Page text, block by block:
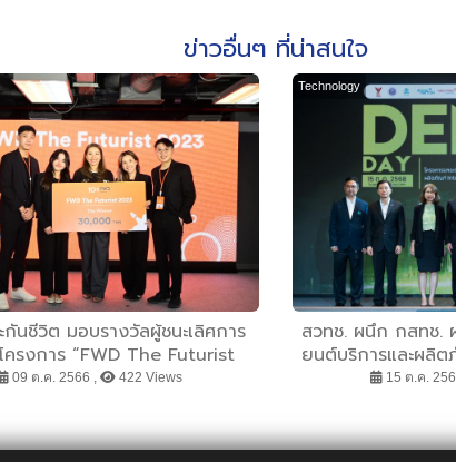
ข่าวอื่นๆ ที่น่าสนใจ
กันชีวิต มอบรางวัลผู้ชนะเลิศการ
ครงการ “FWD The Futurist
างสรรค์นวัตกรรมที่แตกต่าง เพื่อ
09 ต.ค. 2566 , 422 Views
Technology
สวทช. ผนึก กสทช.
ยนต์บริการและผลิ
ระดับสู่อาเซียน
15 ต.ค.